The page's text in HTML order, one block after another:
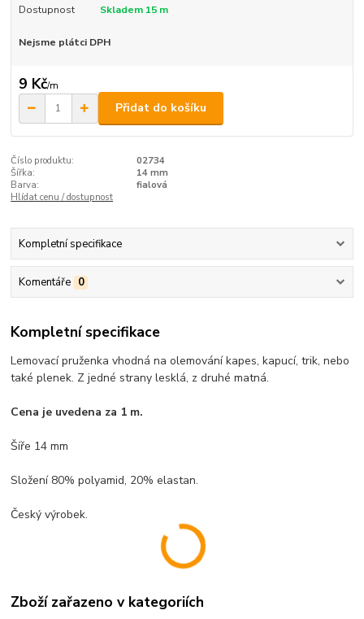
Dostupnost Skladem 15 m
Nejsme plátci DPH
9 Kč/m
Přidat do košíku
Číslo produktu:
02734
Šířka:
14 mm
Barva:
fialová
Hlídat cenu / dostupnost
Kompletní specifikace
Komentáře 0
Kompletní specifikace
Lemovací pruženka vhodná na olemování kapes, kapucí, trik, nebo
také plenek. Z jedné strany lesklá, z druhé matná.
Cena je uvedena za 1 m.
Šíře 14 mm
Složení 80% polyamid, 20% elastan.
Český výrobek.
Zboží zařazeno v kategoriích